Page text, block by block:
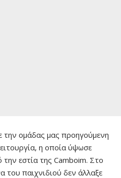
ομάδας μας προηγούμενη
η οποία ύψωσε
εστία της Camboim. Στο
του παιχνιδιού δεν άλλαξε